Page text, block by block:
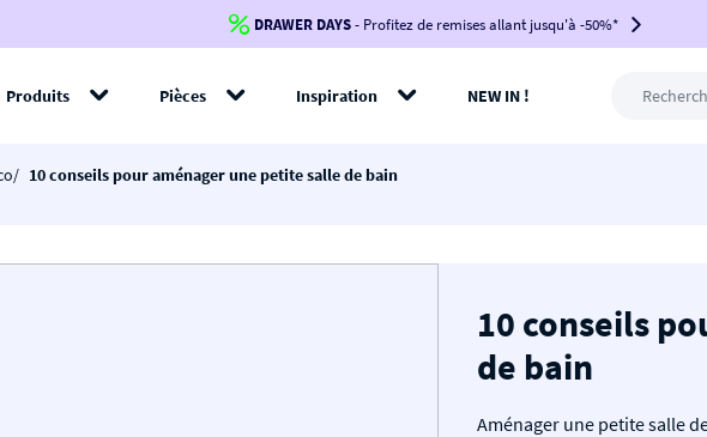
Jusqu'à-100€*sur votre commande !
BIKINI100
-voir conditions en bas de page-
DRAWER DAYS- Profitez de remises allant jusqu'à -50%*
Produits Pièces Inspiration NEW IN !
Filtrer
10 conseils pour aménager une petite salle de bain
10 conseils
de bain
Aménager une petite salle